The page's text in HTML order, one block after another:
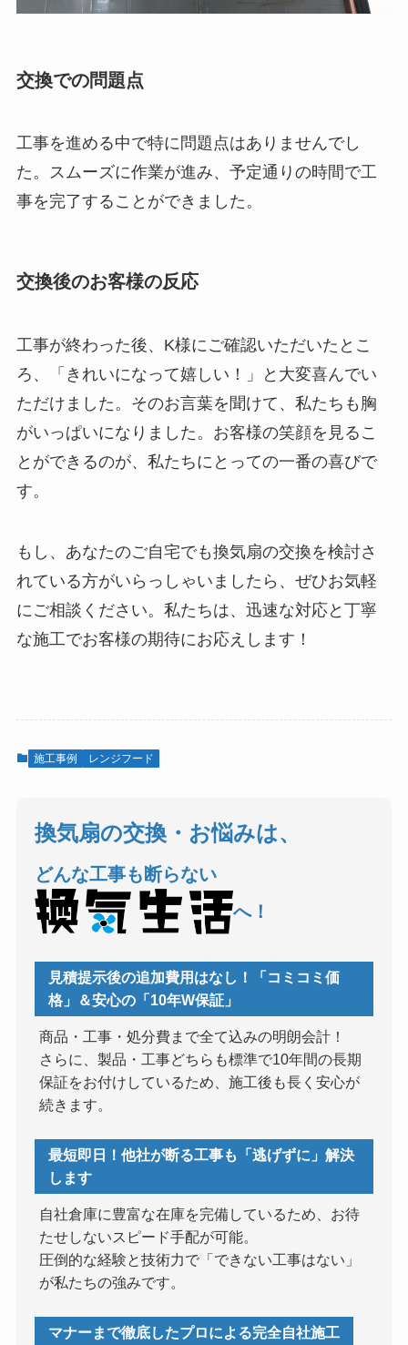
交換での問題点
工事を進める中で特に問題点はありませんでし
た。スムーズに作業が進み、予定通りの時間で工
事を完了することができました。
交換後のお客様の反応
工事が終わった後、K様にご確認いただいたとこ
ろ、「きれいになって嬉しい！」と大変喜んでい
ただけました。そのお言葉を聞けて、私たちも胸
がいっぱいになりました。お客様の笑顔を見るこ
とができるのが、私たちにとっての一番の喜びで
す。
もし、あなたのご自宅でも換気扇の交換を検討さ
れている方がいらっしゃいましたら、ぜひお気軽
にご相談ください。私たちは、迅速な対応と丁寧
な施工でお客様の期待にお応えします！
施工事例 レンジフード
換気扇の交換・お悩みは、
どんな工事も断らない
へ！
見積提示後の追加費用はなし！「コミコミ価
格」＆安心の「10年W保証」
商品・工事・処分費まで全て込みの明朗会計！
さらに、製品・工事どちらも標準で10年間の長期
保証をお付けしているため、施工後も長く安心が
続きます。
最短即日！他社が断る工事も「逃げずに」解決
します
自社倉庫に豊富な在庫を完備しているため、お待
たせしないスピード手配が可能。
圧倒的な経験と技術力で「できない工事はない」
が私たちの強みです。
マナーまで徹底したプロによる完全自社施工